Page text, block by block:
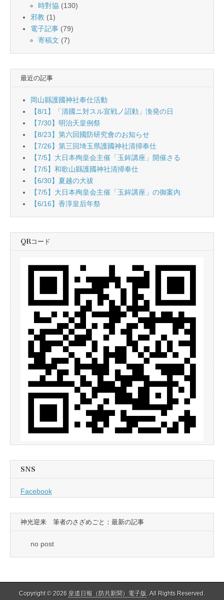
時對協 (130)
邪教 (1)
電子記事 (79)
寄稿文 (7)
最近の記事
岡山縣護國神社奉仕活動
【8/1】「清國ニ対スル宣戦ノ詔勅」渙発の日
【7/30】明治天皇例祭
【8/23】第六回國防研究會のお知らせ
【7/26】第三回埼玉県護國神社清掃奉仕
【7/5】大日本殉皇会主催「玉鉾講座」開催さる
【7/5】和歌山縣護國神社清掃奉仕
【6/30】夏越の大祓
【7/5】大日本殉皇会主催「玉鉾講座」の御案內
【6/16】香淳皇后年祭
QRコード
SNS
Facebook
神光迎来 筆者のさざめごと：最新の記事
no post
Copyright © 2026 皇道日報（防共新聞）電子版. All Rights Reserved.